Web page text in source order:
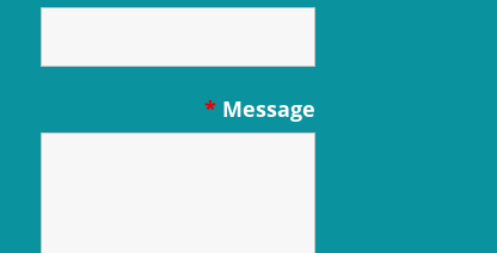
Message
*